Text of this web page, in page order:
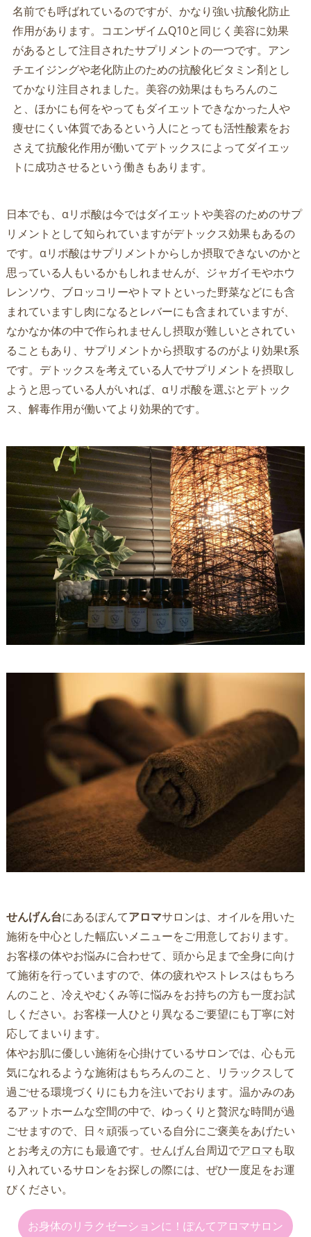
名前でも呼ばれているのですが、かなり強い抗酸化防止
作用があります。コエンザイムQ10と同じく美容に効果
があるとして注目されたサプリメントの一つです。アン
チエイジングや老化防止のための抗酸化ビタミン剤とし
てかなり注目されました。美容の効果はもちろんのこ
と、ほかにも何をやってもダイエットできなかった人や
痩せにくい体質であるという人にとっても活性酸素をお
さえて抗酸化作用が働いてデトックスによってダイエッ
トに成功させるという働きもあります。
日本でも、αリポ酸は今ではダイエットや美容のためのサプ
リメントとして知られていますがデトックス効果もあるの
です。αリポ酸はサプリメントからしか摂取できないのかと
思っている人もいるかもしれませんが、ジャガイモやホウ
レンソウ、ブロッコリーやトマトといった野菜などにも含
まれていますし肉になるとレバーにも含まれていますが、
なかなか体の中で作られませんし摂取が難しいとされてい
ることもあり、サプリメントから摂取するのがより効果t系
です。デトックスを考えている人でサプリメントを摂取し
ようと思っている人がいれば、αリポ酸を選ぶとデトック
ス、解毒作用が働いてより効果的です。
せんげん台にあるぽんてアロマサロンは、オイルを用いた
施術を中心とした幅広いメニューをご用意しております。
お客様の体やお悩みに合わせて、頭から足まで全身に向け
て施術を行っていますので、体の疲れやストレスはもちろ
んのこと、冷えやむくみ等に悩みをお持ちの方も一度お試
しください。お客様一人ひとり異なるご要望にも丁寧に対
応してまいります。
体やお肌に優しい施術を心掛けているサロンでは、心も元
気になれるような施術はもちろんのこと、リラックスして
過ごせる環境づくりにも力を注いでおります。温かみのあ
るアットホームな空間の中で、ゆっくりと贅沢な時間が過
ごせますので、日々頑張っている自分にご褒美をあげたい
とお考えの方にも最適です。 せんげん台周辺でアロマも取
り入れているサロンをお探しの際には、ぜひ一度足をお運
びください。
お身体のリラクゼーションに！ぽんてアロマサロン